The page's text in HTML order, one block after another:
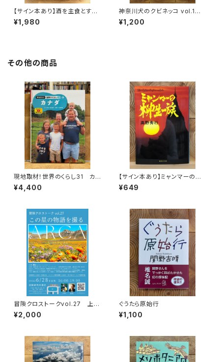
【サイン本あり】酒を主食とする
人々 エチオピアの科学的秘境
を旅する
¥1,980
神奈川犬のクビネッコ vol.1
特集：大和と異国
¥1,200
その他の商品
現地取材！世界のくらし31 カナ
ダ
¥4,400
【サイン本あり】ミャンマーの柳
生一族
¥649
冒険クロストークvol.27 上田
優紀「この星の物語を撮る」録画
視聴権
¥2,000
ぐうたら原始行
¥1,100